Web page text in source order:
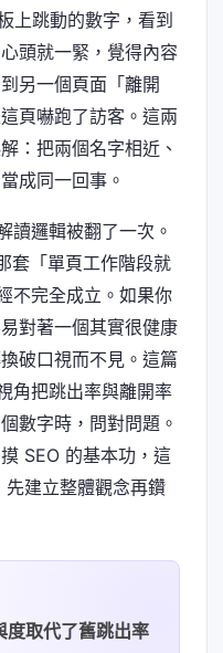
上跳動的數字，看到
頭就一緊，覺得內容
另一個頁面「離開
頁嚇跑了訪客。這兩
：把兩個名字相近、
成同一回事。
讀邏輯被翻了一次。
套「單頁工作階段就
不完全成立。如果你
對著一個其實很健康
破口視而不見。這篇
角把跳出率與離開率
數字時，問對問題。
SEO 的基本功，這
先建立整體觀念再鑽
度取代了舊跳出率